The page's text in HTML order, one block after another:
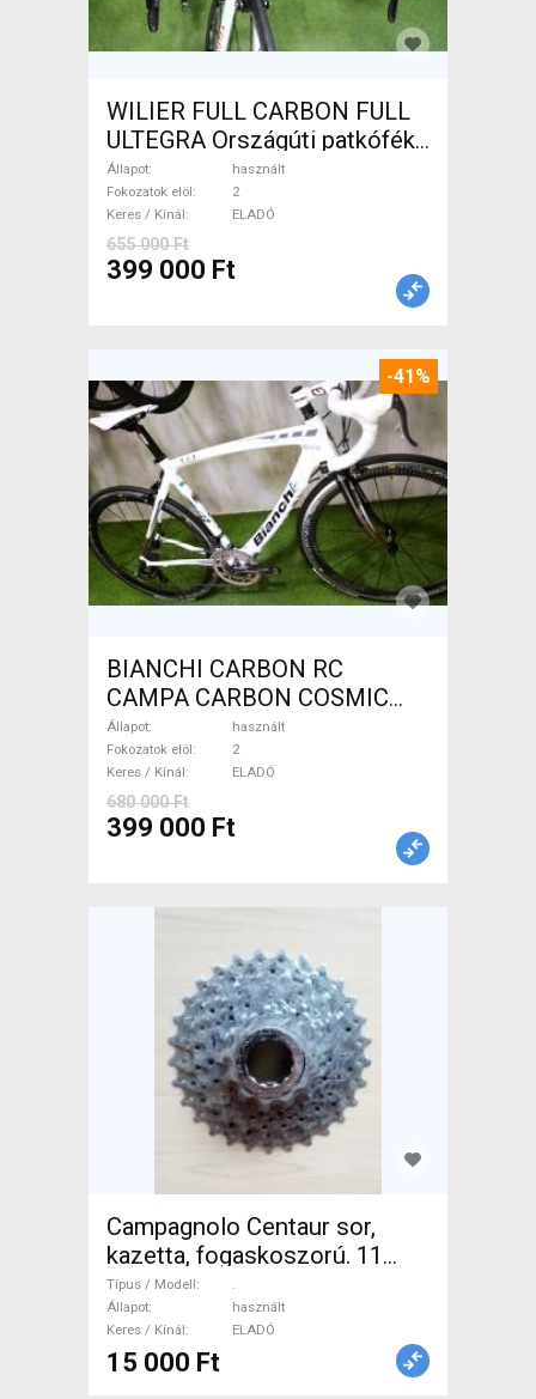
WILIER FULL CARBON FULL
ULTEGRA Országúti patkófék
használt ELADÓ
Állapot
használt
Fokozatok elöl
2
Keres / Kínál
ELADÓ
655 000 Ft
399 000 Ft
-41%
BIANCHI CARBON RC
CAMPA CARBON COSMIC
Országúti használt ELADÓ
Állapot
használt
Fokozatok elöl
2
Keres / Kínál
ELADÓ
680 000 Ft
399 000 Ft
Campagnolo Centaur sor,
kazetta, fogaskoszorú. 11
speed, 11-29t. . Országúti /
Gravel / Triatlon Alkatrész,
Országúti Hajtásrendszer
használt ELADÓ
Típus / Modell
.
Állapot
használt
Keres / Kínál
ELADÓ
15 000 Ft